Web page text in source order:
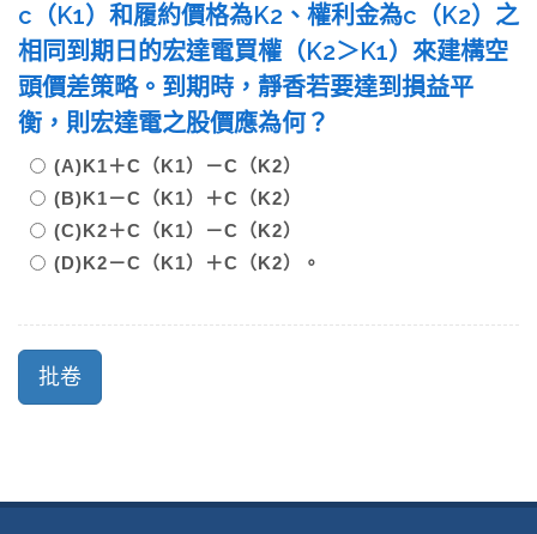
c（K1）和履約價格為K2、權利金為c（K2）之
相同到期日的宏達電買權（K2＞K1）來建構空
頭價差策略。到期時，靜香若要達到損益平
衡，則宏達電之股價應為何？
(A)K1＋C（K1）－C（K2）
(B)K1－C（K1）＋C（K2）
(C)K2＋C（K1）－C（K2）
(D)K2－C（K1）＋C（K2）。